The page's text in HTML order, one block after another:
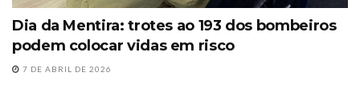
Dia da Mentira: trotes ao 193 dos bombeiros
podem colocar vidas em risco
7 DE ABRIL DE 2026